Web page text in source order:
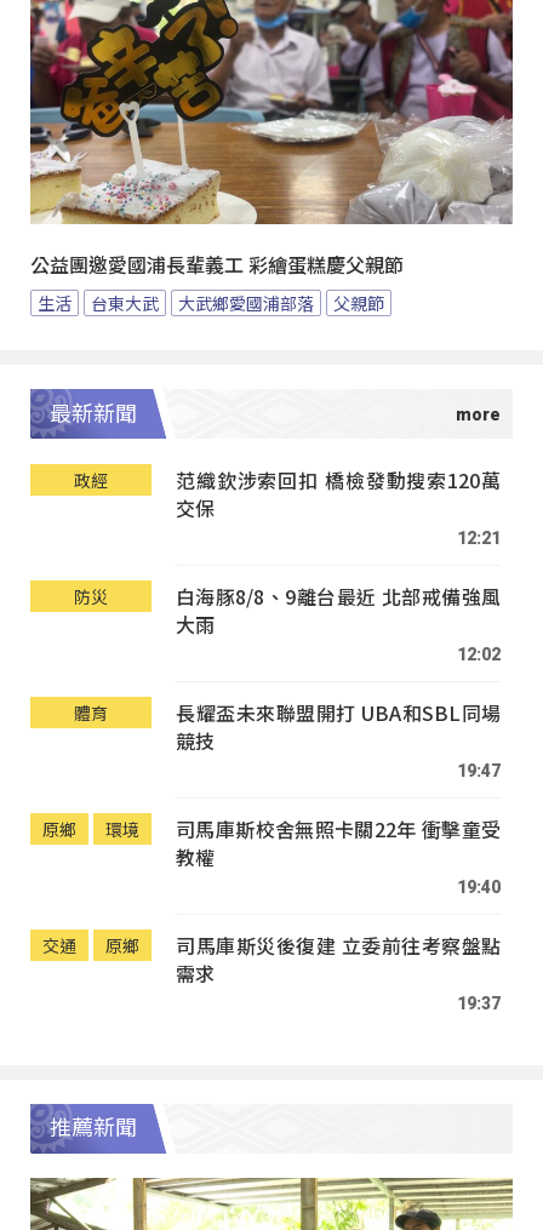
公益團邀愛國浦長輩義工 彩繪蛋糕慶父親節
生活 台東大武 大武鄉愛國浦部落 父親節
最新新聞
政經
范織欽涉索回扣 橋檢發動搜索120萬
交保
12:21
防災
白海豚8/8、9離台最近 北部戒備強風
大雨
12:02
體育
長耀盃未來聯盟開打 UBA和SBL同場
競技
19:47
原鄉 環境
司馬庫斯校舍無照卡關22年 衝擊童受
教權
19:40
交通 原鄉
司馬庫斯災後復建 立委前往考察盤點
需求
19:37
推薦新聞